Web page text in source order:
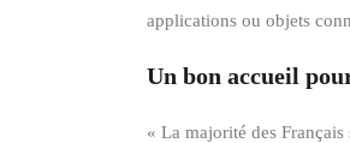
applications ou objets
Un bon accueil
« La majorité des